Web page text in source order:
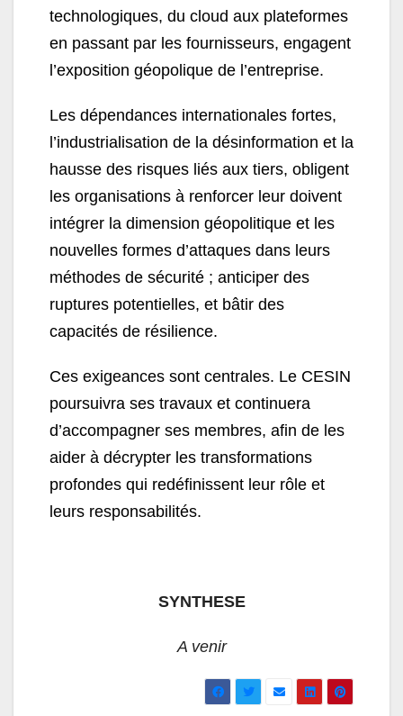
technologiques, du cloud aux plateformes
en passant par les fournisseurs, engagent
l’exposition géopolique de l’entreprise.
Les dépendances internationales fortes,
l’industrialisation de la désinformation et la
hausse des risques liés aux tiers, obligent
les organisations à renforcer leur doivent
intégrer la dimension géopolitique et les
nouvelles formes d’attaques dans leurs
méthodes de sécurité ; anticiper des
ruptures potentielles, et bâtir des
capacités de résilience.
Ces exigeances sont centrales. Le CESIN
poursuivra ses travaux et continuera
d’accompagner ses membres, afin de les
aider à décrypter les transformations
profondes qui redéfinissent leur rôle et
leurs responsabilités.
SYNTHESE
A venir